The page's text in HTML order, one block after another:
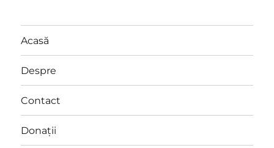
Acasă
Despre
Contact
Donații